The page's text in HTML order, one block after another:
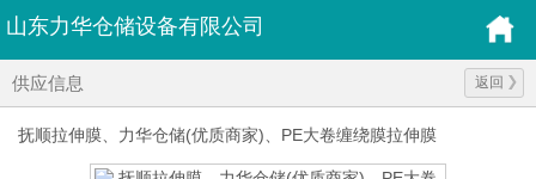
山东力华仓储设备有限公司
供应信息 返回
抚顺拉伸膜、力华仓储(优质商家)、PE大卷缠绕膜拉伸膜